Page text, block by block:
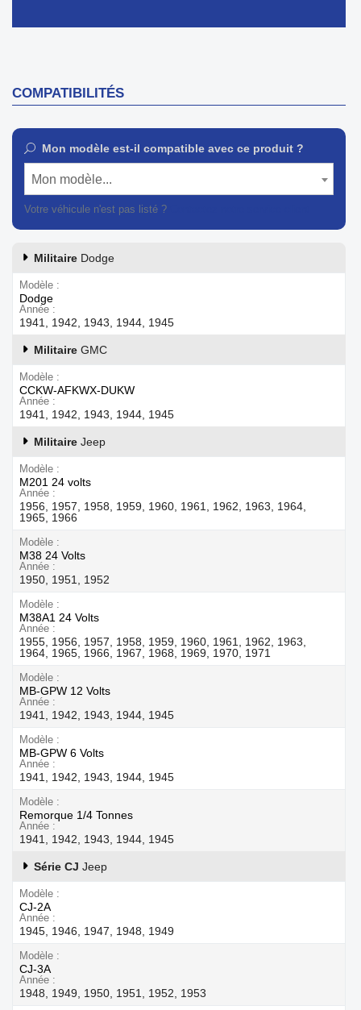
COMPATIBILITÉS
Mon modèle est-il compatible avec ce produit ?
Mon modèle...
Votre véhicule n'est pas listé ?
Militaire Dodge
Modèle
Dodge
Année
1941, 1942, 1943, 1944, 1945
Militaire GMC
Modèle
CCKW-AFKWX-DUKW
Année
1941, 1942, 1943, 1944, 1945
Militaire Jeep
Modèle
M201 24 volts
Année
1956, 1957, 1958, 1959, 1960, 1961, 1962, 1963, 1964,
1965, 1966
Modèle
M38 24 Volts
Année
1950, 1951, 1952
Modèle
M38A1 24 Volts
Année
1955, 1956, 1957, 1958, 1959, 1960, 1961, 1962, 1963,
1964, 1965, 1966, 1967, 1968, 1969, 1970, 1971
Modèle
MB-GPW 12 Volts
Année
1941, 1942, 1943, 1944, 1945
Modèle
MB-GPW 6 Volts
Année
1941, 1942, 1943, 1944, 1945
Modèle
Remorque 1/4 Tonnes
Année
1941, 1942, 1943, 1944, 1945
Série CJ Jeep
Modèle
CJ-2A
Année
1945, 1946, 1947, 1948, 1949
Modèle
CJ-3A
Année
1948, 1949, 1950, 1951, 1952, 1953